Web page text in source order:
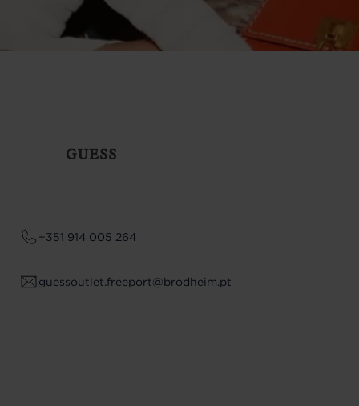
+351 914 005 264
guessoutlet.freeport@brodheim.pt